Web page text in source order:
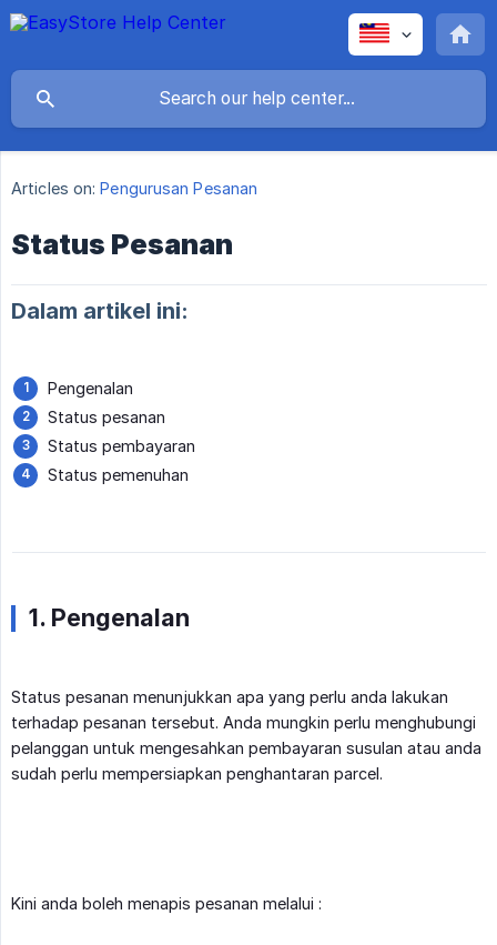
Articles on: Pengurusan Pesanan
Status Pesanan
Dalam artikel ini:
Pengenalan
Status pesanan
Status pembayaran
Status pemenuhan
1. Pengenalan
Status pesanan menunjukkan apa yang perlu anda lakukan
terhadap pesanan tersebut. Anda mungkin perlu menghubungi
pelanggan untuk mengesahkan pembayaran susulan atau anda
sudah perlu mempersiapkan penghantaran parcel.
Kini anda boleh menapis pesanan melalui :